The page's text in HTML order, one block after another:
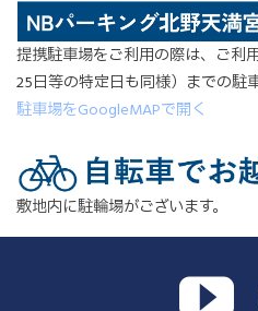
提携駐車場をご利用の際は、ご利
25日等の特定日も同様）までの駐
駐車場をGoogleMAPで開く
敷地内に駐輪場がございます。